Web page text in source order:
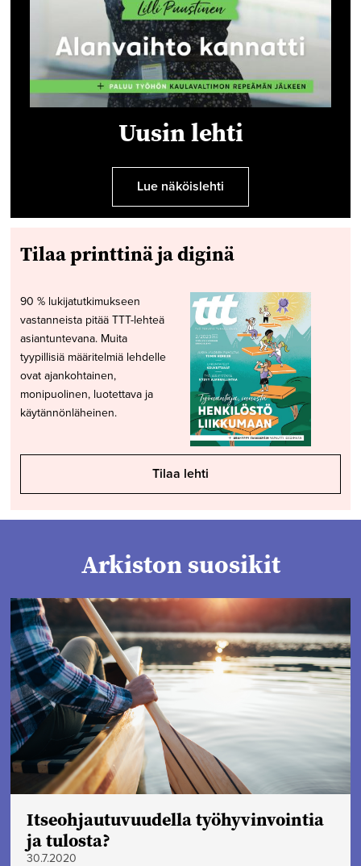
Uusin lehti
Lue näköislehti
Tilaa printtinä ja diginä
90 % lukijatutkimukseen
vastanneista pitää TTT-lehteä
asiantuntevana. Muita
tyypillisiä määritelmiä lehdelle
ovat ajankohtainen,
monipuolinen, luotettava ja
käytännönläheinen.
Tilaa lehti
Arkiston suosikit
Itseohjautuvuudella työhyvinvointia
ja tulosta?
30.7.2020